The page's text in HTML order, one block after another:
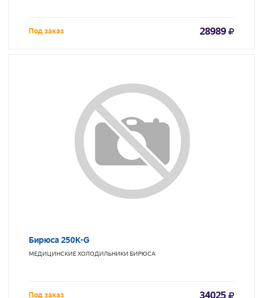
Под заказ 28989
Бирюса 250K-G
МЕДИЦИНСКИЕ ХОЛОДИЛЬНИКИ БИРЮСА
Под заказ 34025